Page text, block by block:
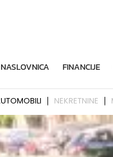
NASLOVNICA FINANCIJE